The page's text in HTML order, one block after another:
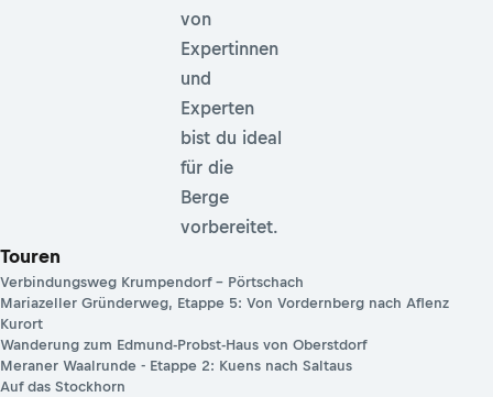
von
Expertinnen
und
Experten
bist du ideal
für die
Berge
vorbereitet.
Touren
Verbindungsweg Krumpendorf – Pörtschach
Mariazeller Gründerweg, Etappe 5: Von Vordernberg nach Aflenz
Kurort
Wanderung zum Edmund-Probst-Haus von Oberstdorf
Meraner Waalrunde - Etappe 2: Kuens nach Saltaus
Auf das Stockhorn